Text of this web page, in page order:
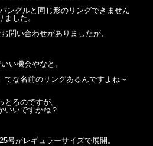
ングルと同じ形のリングできません
した。
問い合わせがありましたが、
い機会やなと。
てな名前のリングあるんですよね～
とるのですが。
いいですかね？
号がレギュラーサイズで展開。